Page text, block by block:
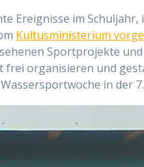
Ereignisse im Schuljahr,
Kultusministerium
Sportprojekte
frei organisieren und
in der